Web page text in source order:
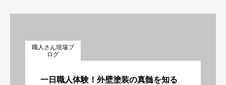
職人さん現場ブ
ログ
一日職人体験！外壁塗装の真髄を知る